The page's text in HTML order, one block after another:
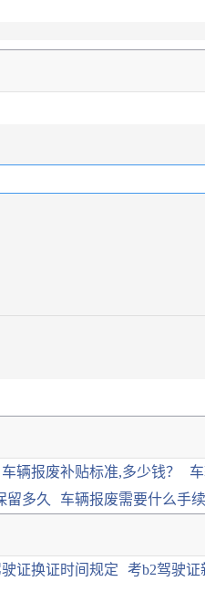
车辆报废补贴标准,多少钱？
留多久
车辆报废需要什么手
证换证时间规定 考b2驾驶证